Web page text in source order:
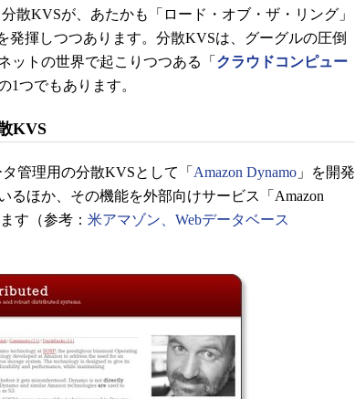
散KVSが、あたかも「ロード・オブ・ザ・リング」
発揮しつつあります。分散KVSは、グーグルの圧倒
ットの世界で起こりつつある「 クラウドコンピュー
1つでもあります。
KVS
管理用の分散KVSとして「 Amazon Dynamo 」を開発
るほか、その機能を外部向けサービス「Amazon
す（参考： 米アマゾン、Webデータベース